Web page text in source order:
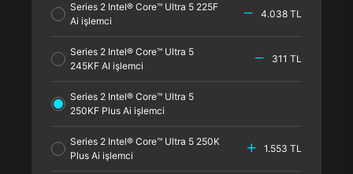
Series 2 Intel® Core™ Ultra 5 225F
Ai işlemci
4.038 TL
Series 2 Intel® Core™ Ultra 5
245KF AI işlemci
311 TL
Series 2 Intel® Core™ Ultra 5
250KF Plus Ai işlemci
Series 2 Intel® Core™ Ultra 5 250K
Plus Ai işlemci
1.553 TL